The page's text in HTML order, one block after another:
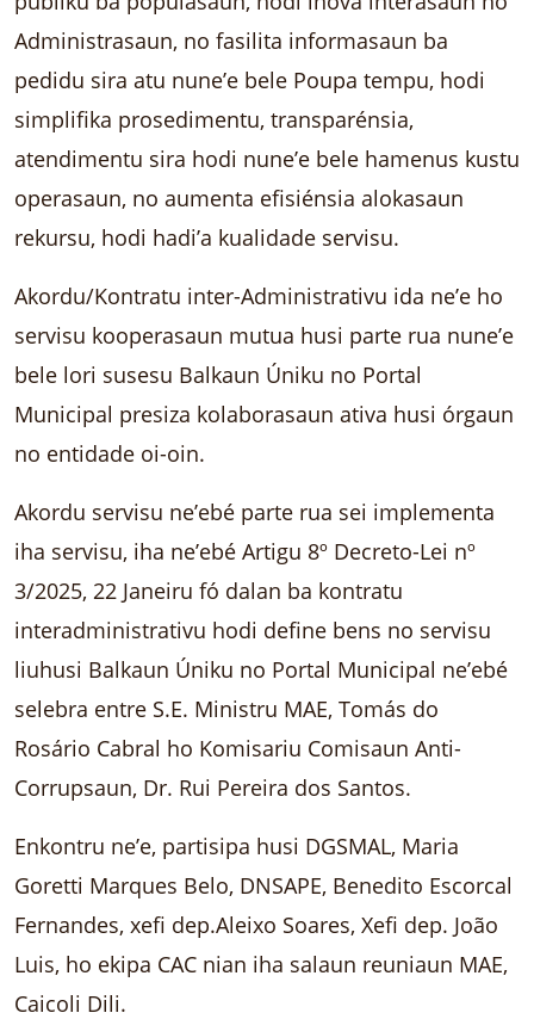
Administrasaun, no fasilita informasaun ba
pedidu sira atu nune’e bele Poupa tempu, hodi
simplifika prosedimentu, transparénsia,
atendimentu sira hodi nune’e bele hamenus kustu
operasaun, no aumenta efisiénsia alokasaun
rekursu, hodi hadi’a kualidade servisu.
Akordu/Kontratu inter-Administrativu ida ne’e ho
servisu kooperasaun mutua husi parte rua nune’e
bele lori susesu Balkaun Úniku no Portal
Municipal presiza kolaborasaun ativa husi órgaun
no entidade oi-oin.
Akordu servisu ne’ebé parte rua sei implementa
iha servisu, iha ne’ebé Artigu 8º Decreto-Lei nº
3/2025, 22 Janeiru fó dalan ba kontratu
interadministrativu hodi define bens no servisu
liuhusi Balkaun Úniku no Portal Municipal ne’ebé
selebra entre S.E. Ministru MAE, Tomás do
Rosário Cabral ho Komisariu Comisaun Anti-
Corrupsaun, Dr. Rui Pereira dos Santos.
Enkontru ne’e, partisipa husi DGSMAL, Maria
Goretti Marques Belo, DNSAPE, Benedito Escorcal
Fernandes, xefi dep.Aleixo Soares, Xefi dep. João
Luis, ho ekipa CAC nian iha salaun reuniaun MAE,
Caicoli Dili.